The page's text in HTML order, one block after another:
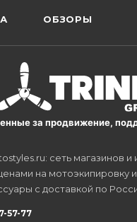
ОБЗОРЫ
за продвижение,
сеть магазинов и
на мотоэкипировку и
с доставкой по
57-77